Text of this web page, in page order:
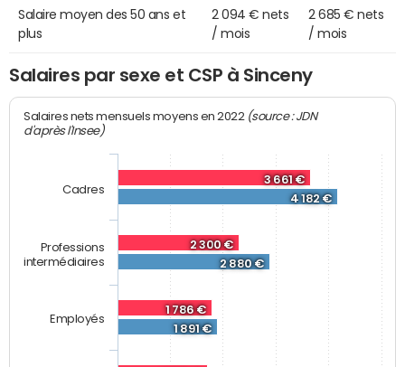
Salaire moyen des 50 ans et
plus
2 094 € nets
/ mois
2 685 € nets
/ mois
Salaires par sexe et CSP à Sinceny
Salaires nets mensuels moyens en 2022 (source : JDN
d'après l'Insee)
3 661 €
2 300 €
1 786 €
4 182 €
2 880 €
1 891 €
Cadres
Professions
intermédiaires
Employés